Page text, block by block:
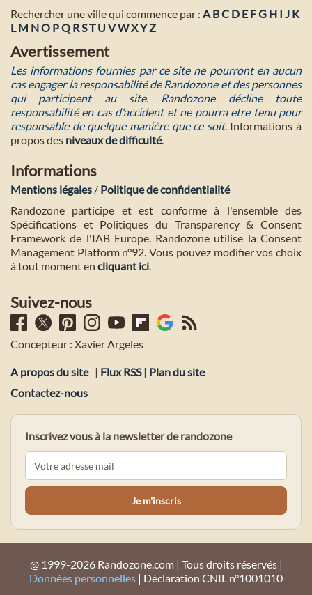
Rechercher une ville qui commence par : A BC D E FG H I J K
L M NO PQ R ST U VWXY Z
Avertissement
Les informations fournies par ce site ne pourront en aucun
cas engager la responsabilité de Randozone et des personnes
qui participent au site. Randozone décline toute
responsabilité en cas d'accident et ne pourra etre tenu pour
responsable de quelque manière que ce soit. Informations à
propos des niveaux de difficulté.
Informations
Mentions légales / Politique de confidentialité
Randozone participe et est conforme à l'ensemble des
Spécifications et Politiques du Transparency & Consent
Framework de l'IAB Europe. Randozone utilise la Consent
Management Platform n°92. Vous pouvez modifier vos choix
à tout moment en cliquant ici
Suivez-nous
Concepteur : Xavier Argeles
A propos du site | Flux RSS| Plan du site
Contactez-nous
Inscrivez vous à la newsletter de randozone
@ 1999-2026 Randozone.com | Tous droits réservés |
Données personnelles | Déclaration CNIL n°1001010